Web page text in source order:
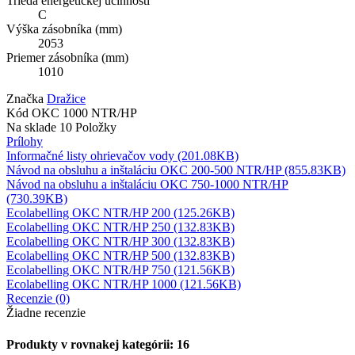
C
Výška zásobníka (mm)
2053
Priemer zásobníka (mm)
1010
Značka Dražice
Kód OKC 1000 NTR/HP
Na sklade 10 Položky
Prílohy
Informačné listy ohrievačov vody (201.08KB)
Návod na obsluhu a inštaláciu OKC 200-500 NTR/HP (855.83KB)
Návod na obsluhu a inštaláciu OKC 750-1000 NTR/HP
(730.39KB)
Ecolabelling OKC NTR/HP 200 (125.26KB)
Ecolabelling OKC NTR/HP 250 (132.83KB)
Ecolabelling OKC NTR/HP 300 (132.83KB)
Ecolabelling OKC NTR/HP 500 (132.83KB)
Ecolabelling OKC NTR/HP 750 (121.56KB)
Ecolabelling OKC NTR/HP 1000 (121.56KB)
Recenzie (0)
Žiadne recenzie
Produkty v rovnakej kategórii: 16